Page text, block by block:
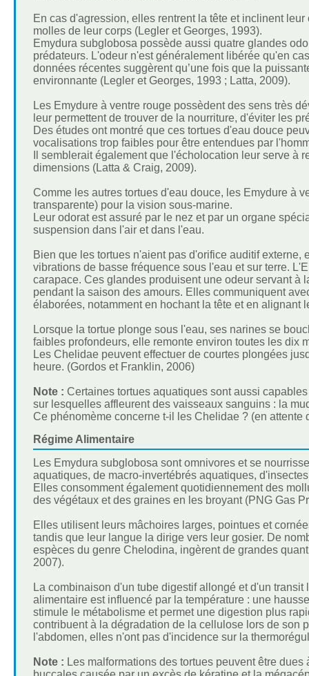
En cas d'agression, elles rentrent la tête et inclinent
molles de leur corps (Legler et Georges, 1993).
Emydura subglobosa possède aussi quatre glandes
prédateurs. L'odeur n'est généralement libérée qu'en
données récentes suggèrent qu’une fois que la
environnante (Legler et Georges, 1993 ; Latta, 2009).
Les Emydure à ventre rouge possèdent des sens très
leur permettent de trouver de la nourriture, d'éviter les
Des études ont montré que ces tortues d'eau douce
vocalisations trop faibles pour être entendues par
Il semblerait également que l'écholocation leur serve à
dimensions (Latta & Craig, 2009).
Comme les autres tortues d'eau douce, les Emydure à
transparente) pour la vision sous-marine.
Leur odorat est assuré par le nez et par un organe
suspension dans l'air et dans l'eau.
Bien que les tortues n'aient pas d'orifice auditif
vibrations de basse fréquence sous l'eau et sur terre.
carapace. Ces glandes produisent une odeur servant à
pendant la saison des amours. Elles communiquent
élaborées, notamment en hochant la tête et en alignant
Lorsque la tortue plonge sous l'eau, ses narines se
faibles profondeurs, elle remonte environ toutes les dix
Les Chelidae peuvent effectuer de courtes plongées
heure. (Gordos et Franklin, 2006)
Note : Certaines tortues aquatiques sont aussi
sur lesquelles affleurent des vaisseaux sanguins : la
Ce phénomème concerne t-il les Chelidae ? (en attente
Régime Alimentaire
Les Emydura subglobosa sont omnivores et se
aquatiques, de macro-invertébrés aquatiques,
Elles consomment également quotidiennement des
des végétaux et des graines en les broyant (PNG Gas
Elles utilisent leurs mâchoires larges, pointues et
tandis que leur langue la dirige vers leur gosier. De
espèces du genre Chelodina, ingèrent de grandes
2007).
La combinaison d'un tube digestif allongé et d'un
alimentaire est influencé par la température : une
stimule le métabolisme et permet une digestion plus
contribuent à la dégradation de la cellulose lors de son
l'abdomen, elles n'ont pas d'incidence sur la
Note : Les malformations des tortues peuvent être